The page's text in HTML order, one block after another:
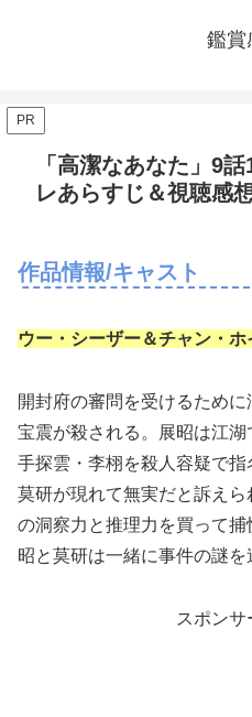
鑑賞
PR
「高潔なあなた」9
レあらすじ＆視聴感
作品情報/キャスト
ウー・シーザー＆チャン・
開封府の審問を受けるため
宝震が殺される。展昭は江
手探雲・李栩を殺人容疑で指
莫研が現れて無実だと訴え
の洞察力と推理力を買って
昭と莫研は一緒に事件の謎を
スポンサ